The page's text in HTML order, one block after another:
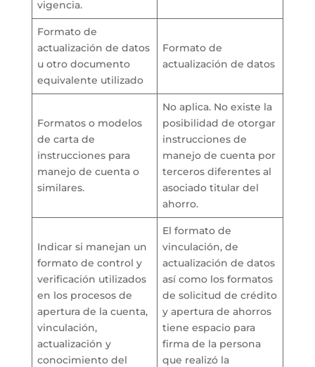
vigencia.
Formato de
actualización de datos
u otro documento
equivalente utilizado
Formato de
actualización de datos
Formatos o modelos
de carta de
instrucciones para
manejo de cuenta o
similares.
No aplica. No existe la
posibilidad de otorgar
instrucciones de
manejo de cuenta por
terceros diferentes al
asociado titular del
ahorro.
Indicar si manejan un
formato de control y
verificación utilizados
en los procesos de
apertura de la cuenta,
vinculación,
actualización y
conocimiento del
El formato de
vinculación, de
actualización de datos
así como los formatos
de solicitud de crédito
y apertura de ahorros
tiene espacio para
firma de la persona
que realizó la